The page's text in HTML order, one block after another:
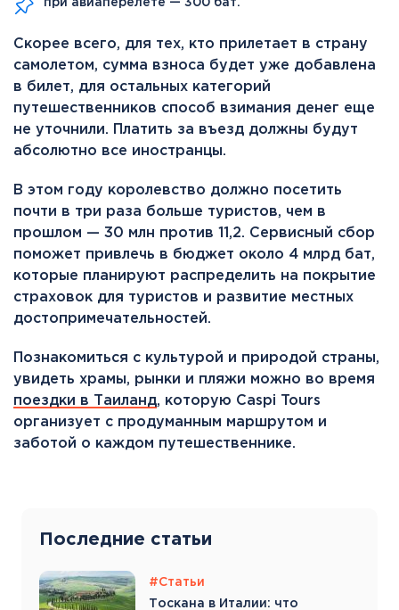
при авиаперелете — 300 бат.
Скорее всего, для тех, кто прилетает в страну
самолетом, сумма взноса будет уже добавлена
в билет, для остальных категорий
путешественников способ взимания денег еще
не уточнили. Платить за въезд должны будут
абсолютно все иностранцы.
В этом году королевство должно посетить
почти в три раза больше туристов, чем в
прошлом — 30 млн против 11,2. Сервисный сбор
поможет привлечь в бюджет около 4 млрд бат,
которые планируют распределить на покрытие
страховок для туристов и развитие местных
достопримечательностей.
Познакомиться с культурой и природой страны,
увидеть храмы, рынки и пляжи можно во время
поездки в Таиланд, которую Caspi Tours
организует с продуманным маршрутом и
заботой о каждом путешественнике.
Последние статьи
#Статьи
Тоскана в Италии: что